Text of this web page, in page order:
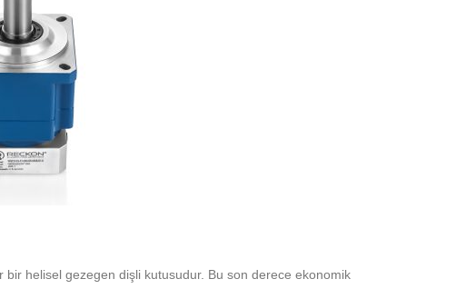
helisel gezegen dişli kutusudur. Bu son derece ekonomik